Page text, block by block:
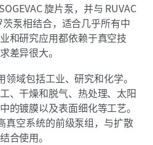
旋片泵，并与 RUVAC
泵相结合，适合几乎所有中
和研究应用都依赖于真空技
差异很大。
领域包括工业、研究和化学。
、干燥和脱气、热处理、太阳
的镀膜以及表面细化等工艺。
真空系统的前级泵组，与扩散
合使用。